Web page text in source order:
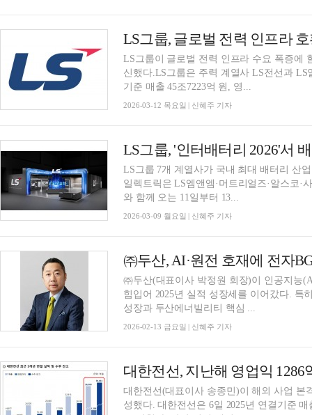
LS그룹, 글로벌 전력 인프라
LS그룹이 글로벌 전력 인프라 수요 폭증에
신했다.LS그룹은 주력 계열사 LS전선과
기준 매출 45조7223억 원, 영...
2026-03-12 목요일 | 신혜주 기자
LS그룹, '인터배터리 2026'서
LS그룹 7개 계열사가 국내 최대 배터리 산
일렉트릭은 LS엠앤엠·머트리얼즈·알스코·
와 함께 오는 11일부터 13...
2026-03-09 월요일 | 신혜주 기자
㈜두산, AI·원전 호재에 전자
㈜두산(대표이사 박정원 회장)이 인공지능
힘입어 2025년 실적 성장세를 이어갔다. 특
성장과 두산에너빌리티 핵심 ...
2026-02-13 금요일 | 신혜주 기자
대한전선, 지난해 영업익
대한전선(대표이사 송종민)이 해외 사업 본
성했다. 대한전선은 6일 2025년 연결기준